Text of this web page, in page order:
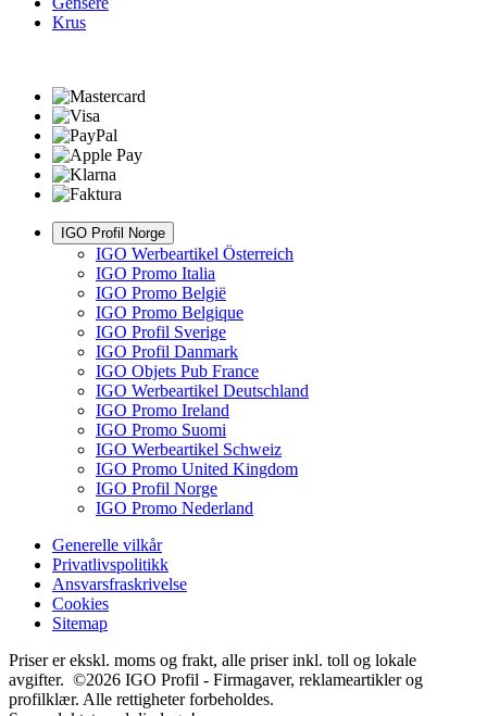
Krus
IGO Profil Norge
IGO Werbeartikel Österreich
IGO Promo Italia
IGO Promo België
IGO Promo Belgique
IGO Profil Sverige
IGO Profil Danmark
IGO Objets Pub France
IGO Werbeartikel Deutschland
IGO Promo Ireland
IGO Promo Suomi
IGO Werbeartikel Schweiz
IGO Promo United Kingdom
IGO Profil Norge
IGO Promo Nederland
Generelle vilkår
Privatlivspolitikk
Ansvarsfraskrivelse
Cookies
Sitemap
Priser er ekskl. moms og frakt, alle priser inkl. toll og lokale
avgifter. ©2026 IGO Profil - Firmagaver, reklameartikler og
profilklær. Alle rettigheter forbeholdes.